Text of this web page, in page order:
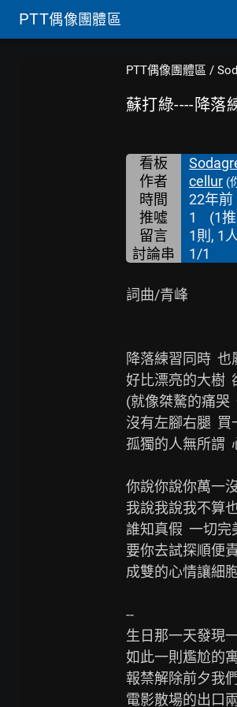
PTT偶像團體區
PTT偶像團體區 /
蘇打綠----降落
看板
作者 cellur (
時間 22年前
推噓 1 (1推
留言
1則, 1人
討論串 1/1
詞曲/青峰
降落練習同時
好比漂亮的大樹
(就像桀驁的痛哭
沒有左腳右腿
孤獨的人無所謂
你說你說你萬一
我說我說我不算
誰知真假  一切完
要你去試探順便
成雙的心情讓細
--
生日那一天發現
如此一則尷尬的
報禁解除前夕我
電影散場的出口